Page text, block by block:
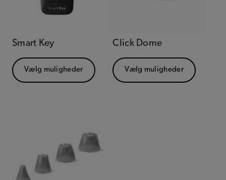
Smart Key
Vælg muligheder
Click Dome
Vælg muligheder